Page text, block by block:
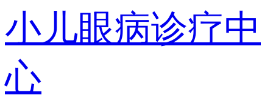
小儿眼病诊疗中
心